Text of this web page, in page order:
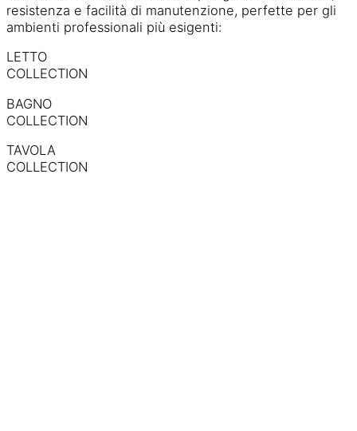
resistenza e facilità di manutenzione, perfette per gli
ambienti professionali più esigenti:
LETTO
COLLECTION
BAGNO
COLLECTION
TAVOLA
COLLECTION